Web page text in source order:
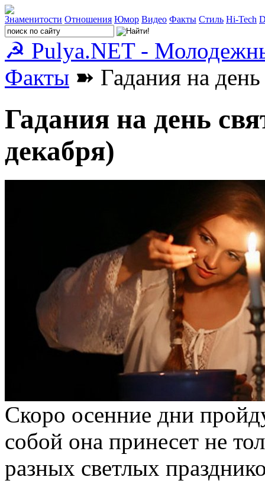
Знаменитости Отношения Юмор Видео Факты Стиль Hi-Tech
☭ Pulya.NET -
Факты ➽ Гадания на
Гадания на день
декабря)
Скоро осенние дни
собой она принесет не
разных светлых